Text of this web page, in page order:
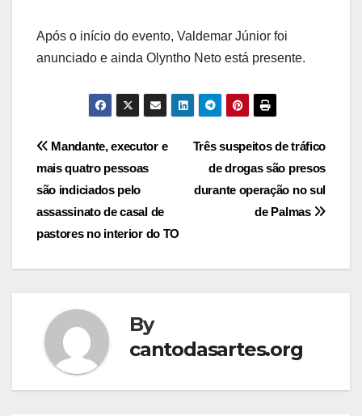
Após o início do evento, Valdemar Júnior foi
anunciado e ainda Olyntho Neto está presente.
Post
navigation
Três suspeitos de tráfico
de drogas são presos
durante operação no sul
de Palmas
Mandante, executor e
mais quatro pessoas
são indiciados pelo
assassinato de casal de
pastores no interior do TO
By
cantodasartes.org